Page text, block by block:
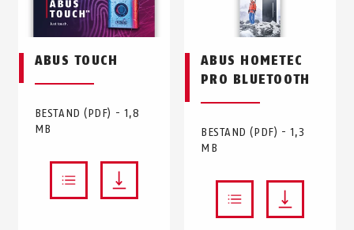
ABUS TOUCH
BESTAND (PDF) - 1,8
MB
ABUS HOMETEC
PRO BLUETOOTH
BESTAND (PDF) - 1,3
MB